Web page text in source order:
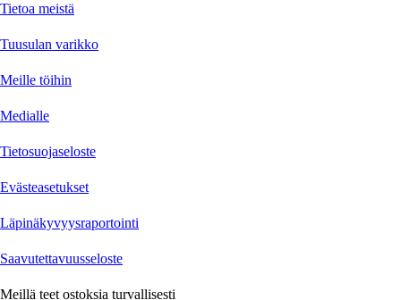
Tietoa meistä
Tuusulan varikko
Meille töihin
Medialle
Tietosuojaseloste
Evästeasetukset
Läpinäkyvyysraportointi
Saavutettavuusseloste
Meillä teet ostoksia turvallisesti